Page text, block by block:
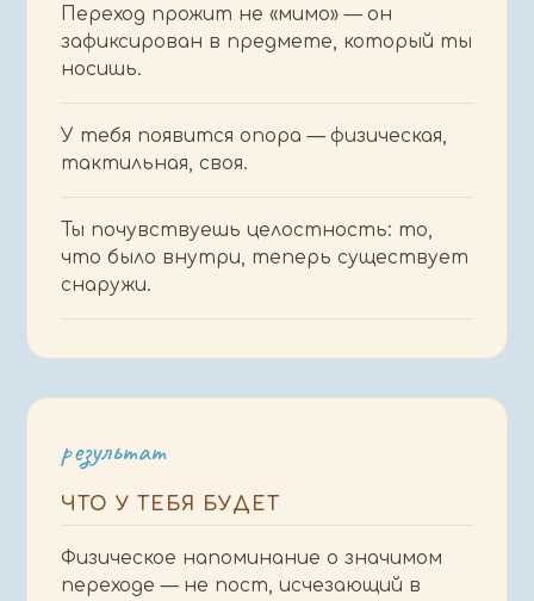
Переход прожит не «мимо» — он
зафиксирован в предмете, который ты
носишь.
У тебя появится опора — физическая,
тактильная, своя.
Ты почувствуешь целостность: то,
что было внутри, теперь существует
снаружи.
результат
ЧТО У ТЕБЯ БУДЕТ
Физическое напоминание о значимом
переходе — не пост, исчезающий в